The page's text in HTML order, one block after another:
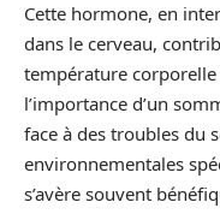
Cette hormone, en
dans le cerveau,
température corporelle
l’importance d’un
face à des troubles du
environnementales
s’avère souvent